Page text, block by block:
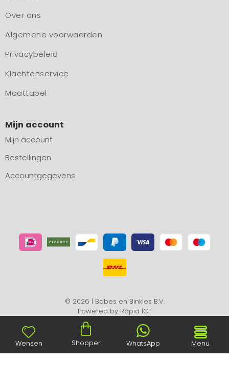
Over ons
Algemene voorwaarden
Privacybeleid
Klachtenservice
Maattabel
Mijn account
Mijn account
Bestellingen
Accountgegevens
© 2026 | Babes en Binkies B.V.
Powered by Rapid ICT
Wensen Shopper WhatsApp Menu